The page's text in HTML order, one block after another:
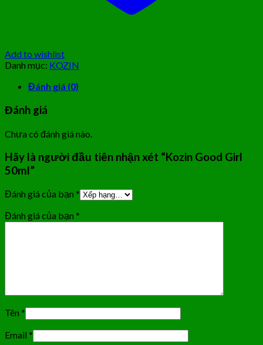
Add to wishlist
Danh mục: KOZIN
Đánh giá (0)
Đánh giá
Chưa có đánh giá nào.
Hãy là người đầu tiên nhận xét “Kozin Good Girl
50ml”
Đánh giá của bạn *
Đánh giá của bạn *
Tên *
Email *